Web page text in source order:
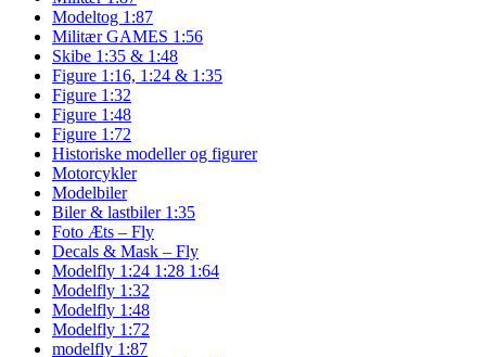
Modeltog 1:87
Militær GAMES 1:56
Skibe 1:35 & 1:48
Figure 1:16, 1:24 & 1:35
Figure 1:32
Figure 1:48
Figure 1:72
Historiske modeller og figurer
Motorcykler
Modelbiler
Biler & lastbiler 1:35
Foto Æts – Fly
Decals & Mask – Fly
Modelfly 1:24 1:28 1:64
Modelfly 1:32
Modelfly 1:48
Modelfly 1:72
modelfly 1:87